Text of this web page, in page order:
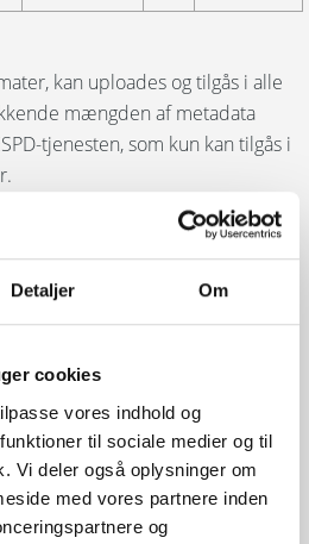
Detaljer Om
cookies
vores indhold og
til sociale medier og til
Vi deler også oplysninger om
med vores partnere inden
og
kan uploades og tilgås i alle
mængden af metadata
tjenesten, som kun kan tilgås i
klikke på den røde "Slet" knap.
flere ændringer på tværs af